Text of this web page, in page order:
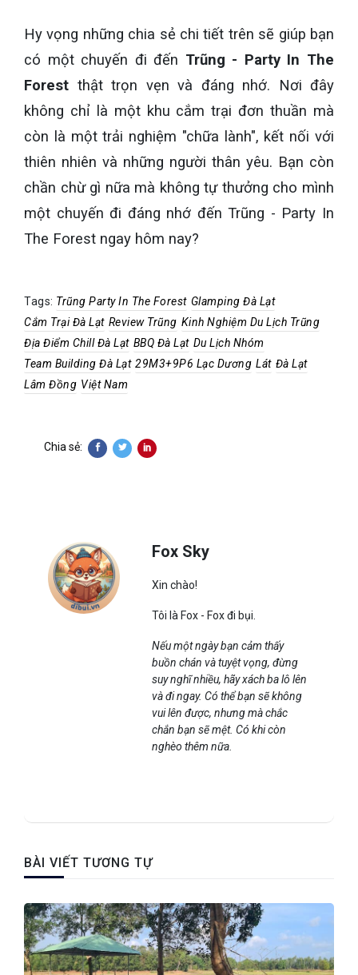
Hy vọng những chia sẻ chi tiết trên sẽ giúp bạn
có một chuyến đi đến Trũng - Party In The
Forest thật trọn vẹn và đáng nhớ. Nơi đây
không chỉ là một khu cắm trại đơn thuần mà
còn là một trải nghiệm "chữa lành", kết nối với
thiên nhiên và những người thân yêu. Bạn còn
chần chừ gì nữa mà không tự thưởng cho mình
một chuyến đi đáng nhớ đến Trũng - Party In
The Forest ngay hôm nay?
Tags: Trũng Party In The Forest Glamping Đà Lạt
Cắm Trại Đà Lạt Review Trũng Kinh Nghiệm Du Lịch Trũng
Địa Điểm Chill Đà Lạt BBQ Đà Lạt Du Lịch Nhóm
Team Building Đà Lạt 29M3+9P6 Lạc Dương Lát Đà Lạt
Lâm Đồng Việt Nam
Chia sẻ:
Fox Sky
Xin chào!
Tôi là Fox - Fox đi bụi.
Nếu một ngày bạn cảm thấy
buồn chán và tuyệt vọng, đừng
suy nghĩ nhiều, hãy xách ba lô lên
và đi ngay. Có thể bạn sẽ không
vui lên được, nhưng mà chắc
chắn bạn sẽ mệt. Có khi còn
nghèo thêm nữa.
BÀI VIẾT TƯƠNG TỰ